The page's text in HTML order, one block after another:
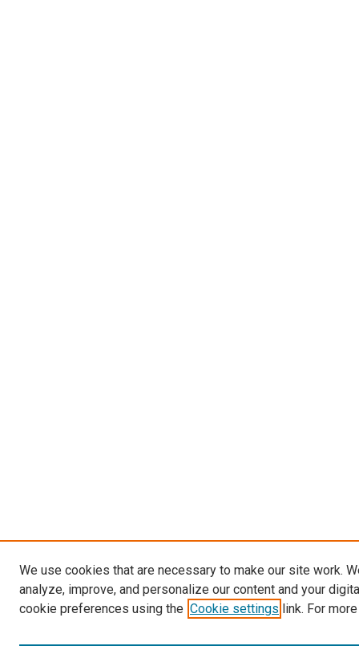
We use cookies that are necessary to make our site work.
analyze, improve, and personalize our content and your
cookie preferences using the Cookie settings link. For